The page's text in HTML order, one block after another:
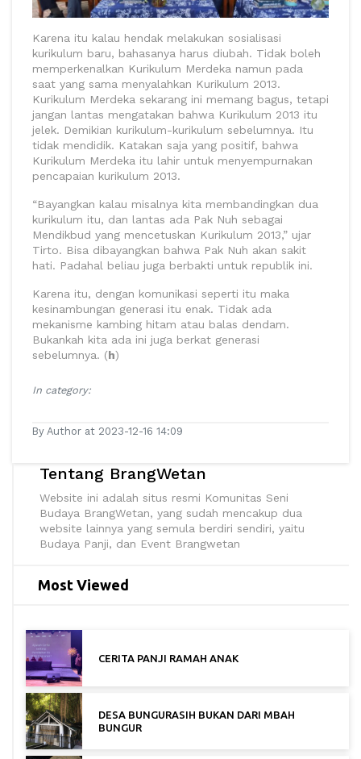
Karena itu kalau hendak melakukan sosialisasi
kurikulum baru, bahasanya harus diubah. Tidak boleh
memperkenalkan Kurikulum Merdeka namun pada
saat yang sama menyalahkan Kurikulum 2013.
Kurikulum Merdeka sekarang ini memang bagus, tetapi
jangan lantas mengatakan bahwa Kurikulum 2013 itu
jelek. Demikian kurikulum-kurikulum sebelumnya. Itu
tidak mendidik. Katakan saja yang positif, bahwa
Kurikulum Merdeka itu lahir untuk menyempurnakan
pencapaian kurikulum 2013.
“Bayangkan kalau misalnya kita membandingkan dua
kurikulum itu, dan lantas ada Pak Nuh sebagai
Mendikbud yang mencetuskan Kurikulum 2013,” ujar
Tirto. Bisa dibayangkan bahwa Pak Nuh akan sakit
hati. Padahal beliau juga berbakti untuk republik ini.
Karena itu, dengan komunikasi seperti itu maka
kesinambungan generasi itu enak. Tidak ada
mekanisme kambing hitam atau balas dendam.
Bukankah kita ada ini juga berkat generasi
sebelumnya. (h)
In category:
By Author at 2023-12-16 14:09
Tentang BrangWetan
Website ini adalah situs resmi Komunitas Seni
Budaya BrangWetan, yang sudah mencakup dua
website lainnya yang semula berdiri sendiri, yaitu
Budaya Panji, dan Event Brangwetan
Most Viewed
CERITA PANJI RAMAH ANAK
DESA BUNGURASIH BUKAN DARI MBAH
BUNGUR